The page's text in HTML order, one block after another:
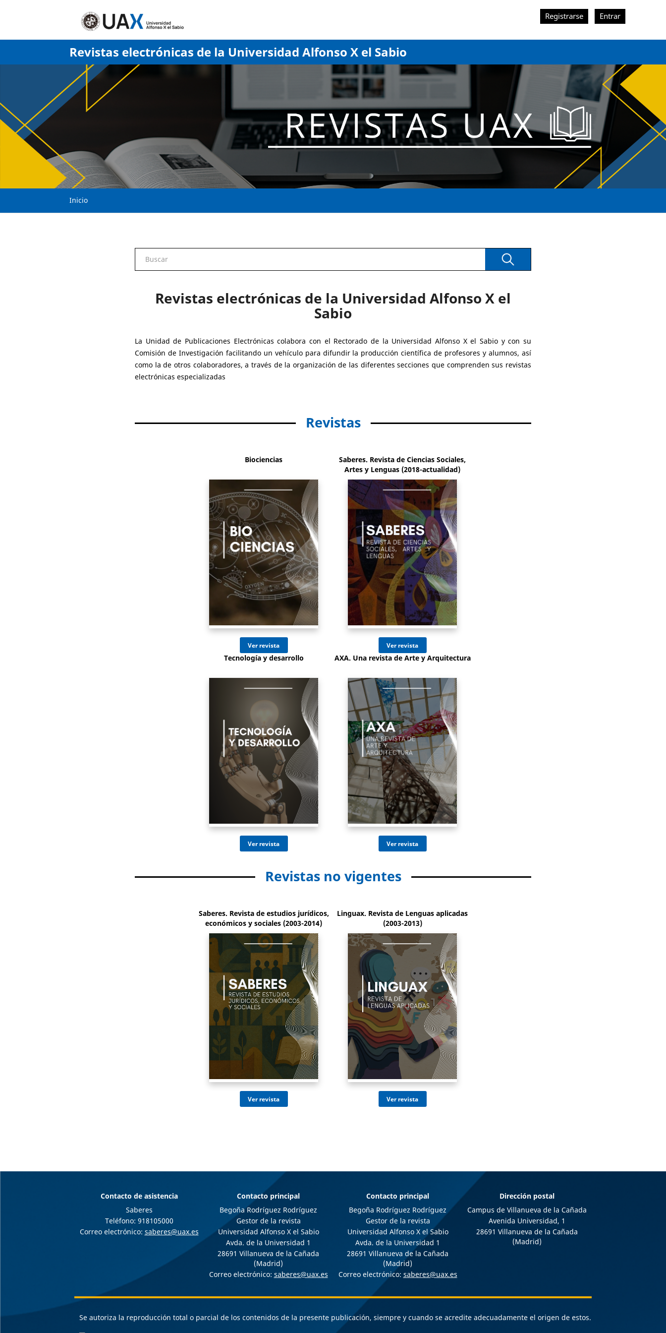
Revistas electrónicas de la Universidad Alfonso X el Sabio
Inicio
Registrarse Entrar
Buscar
Revistas electrónicas de la Universidad Alfonso X el
Sabio
La Unidad de Publicaciones Electrónicas colabora con el Rectorado de la Universidad Alfonso X el Sabio y con su
Comisión de Investigación facilitando un vehículo para difundir la producción científica de profesores y alumnos, así
como la de otros colaboradores, a través de la organización de las diferentes secciones que comprenden sus revistas
electrónicas especializadas
Revistas
Biociencias
Ir al sitio
Saberes. Revista de Ciencias Sociales,
Artes y Lenguas (2018-actualidad)
Ir al sitio
Tecnología y desarrollo
Ir al sitio
AXA. Una revista de Arte y Arquitectura
Ir al sitio
Revistas no vigentes
Saberes. Revista de estudios jurídicos,
económicos y sociales (2003-2014)
Ir al sitio
Linguax. Revista de Lenguas aplicadas
(2003-2013)
Ir al sitio
Contacto de asistencia
Saberes
Teléfono: 918105000
Correo electrónico: saberes@uax.es
Contacto principal
Begoña Rodríguez Rodríguez
Gestor de la revista
Universidad Alfonso X el Sabio
Avda. de la Universidad 1
28691 Villanueva de la Cañada
(Madrid)
Correo electrónico: saberes@uax.es
Contacto principal
Begoña Rodríguez Rodríguez
Gestor de la revista
Universidad Alfonso X el Sabio
Avda. de la Universidad 1
28691 Villanueva de la Cañada
(Madrid)
Correo electrónico: saberes@uax.es
Dirección postal
Campus de Villanueva de la Cañada
Avenida Universidad, 1
28691 Villanueva de la Cañada
(Madrid)
Se autoriza la reproducción total o parcial de los contenidos de la presente publicación, siempre y cuando se acredite adecuadamente el origen de estos.